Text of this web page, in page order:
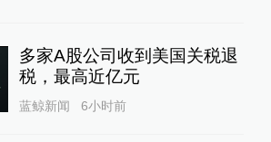
多家A股公司收到美国关税退
税，最高近亿元
蓝鲸新闻 6小时前